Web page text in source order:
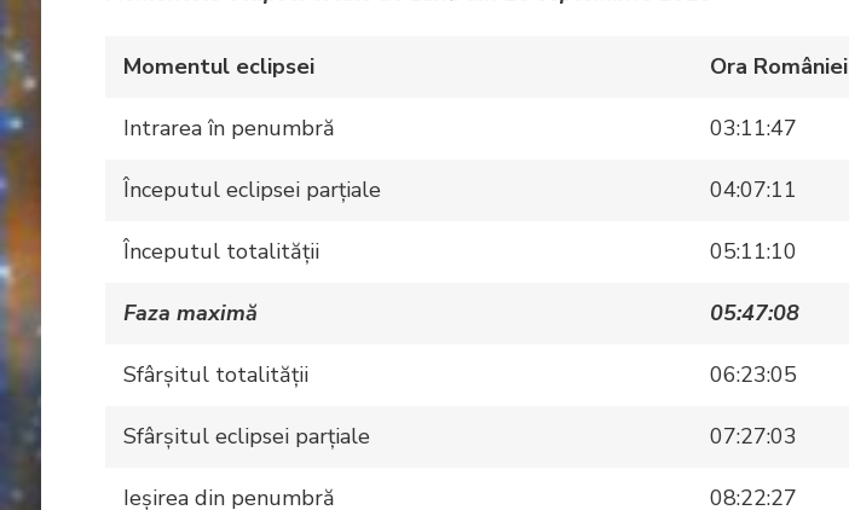
Momentul eclipsei Ora României
Intrarea în penumbră 03:11:47
Începutul eclipsei parţiale 04:07:11
Începutul totalităţii 05:11:10
Faza maximă 05:47:08
Sfârşitul totalităţii 06:23:05
Sfârşitul eclipsei parţiale 07:27:03
Ieşirea din penumbră 08:22:27